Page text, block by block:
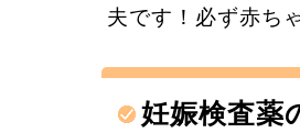
夫です！必ず赤ち
妊娠検査薬